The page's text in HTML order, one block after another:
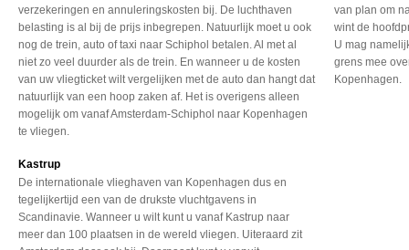
verzekeringen en annuleringskosten bij. De luchthaven
belasting is al bij de prijs inbegrepen. Natuurlijk moet u ook
nog de trein, auto of taxi naar Schiphol betalen. Al met al
niet zo veel duurder als de trein. En wanneer u de kosten
van uw vliegticket wilt vergelijken met de auto dan hangt dat
natuurlijk van een hoop zaken af. Het is overigens alleen
mogelijk om vanaf Amsterdam-Schiphol naar Kopenhagen
te vliegen.
Kastrup
De internationale vlieghaven van Kopenhagen dus en
tegelijkertijd een van de drukste vluchtgavens in
Scandinavie. Wanneer u wilt kunt u vanaf Kastrup naar
meer dan 100 plaatsen in de wereld vliegen. Uiteraard zit
van plan om
wint de
U mag
grens mee
Kopenhagen.